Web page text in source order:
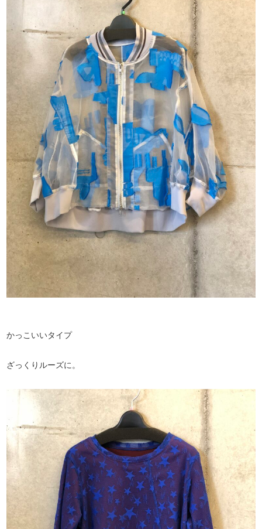
かっこいいタイプ
ざっくりルーズに。